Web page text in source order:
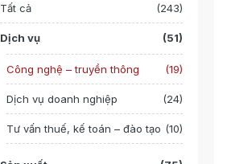
Tất cả (243)
Dịch vụ (51)
Công nghệ – truyền thông (19)
Dịch vụ doanh nghiệp (24)
Tư vấn thuế, kế toán – đào tạo (10)